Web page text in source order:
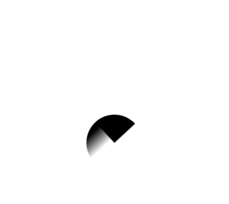
오감발달 요리활동